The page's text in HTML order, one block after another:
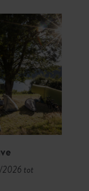
2026 tot